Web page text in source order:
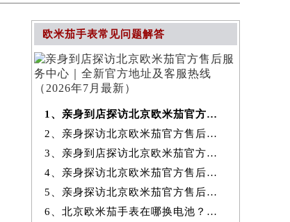
欧米茄手表常见问题解答
1、亲身到店探访北京欧米茄官方售后服务中心｜全新官方地址及客服热线
2、亲身探访北京欧米茄官方售后服务中心｜最新热线和全部维修地址（2026
3、亲身到店探访北京欧米茄官方售后服务中心｜地址及官方联系电话（2026
4、亲身探访北京欧米茄官方售后服务中心｜全新地址与售后热线（2026年7
5、亲身探访北京欧米茄官方售后服务中心｜详细网点地址与售后热线（2026
6、北京欧米茄手表在哪换电池？专业售后维修服务指南权威公示（2026年7